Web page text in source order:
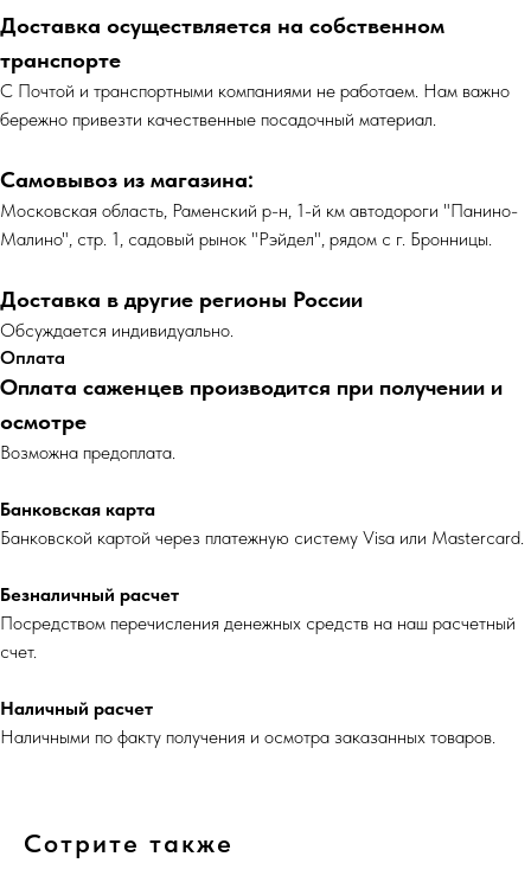
Доставка осуществляется на собственном
транспорте
С Почтой и транспортными компаниями не работаем. Нам важно
бережно привезти качественные посадочный материал.
Самовывоз из магазина:
Московская область, Раменский р-н, 1-й км автодороги "Панино-
Малино", стр. 1, садовый рынок "Рэйдел", рядом с г. Бронницы.
Доставка в другие регионы России
Обсуждается индивидуально.
Оплата
Оплата саженцев производится при получении и
осмотре
Возможна предоплата.
Банковская карта
Банковской картой через платежную систему Visa или Mastercard.
Безналичный расчет
Посредством перечисления денежных средств на наш расчетный
счет.
Наличный расчет
Наличными по факту получения и осмотра заказанных товаров.
Сотрите также